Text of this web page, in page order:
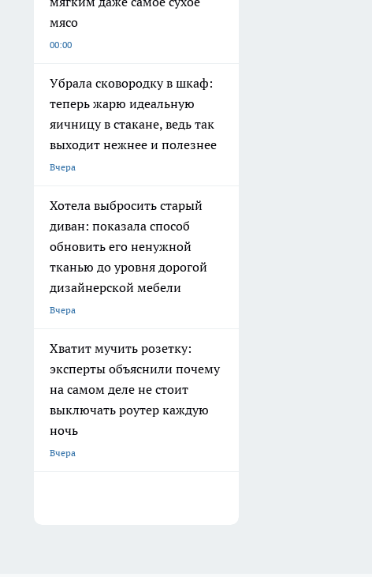
мясо
00:00
Убрала сковородку в шкаф:
теперь жарю идеальную
яичницу в стакане, ведь так
выходит нежнее и полезнее
Вчера
Хотела выбросить старый
диван: показала способ
обновить его ненужной
тканью до уровня дорогой
дизайнерской мебели
Вчера
Хватит мучить розетку:
эксперты объяснили почему
на самом деле не стоит
выключать роутер каждую
ночь
Вчера